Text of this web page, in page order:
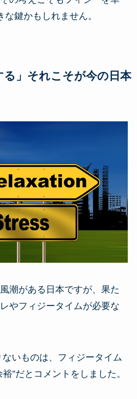
鍵かもしれません。
る」それこそが今の日本
潮がある日本ですが、果た
やフィジータイムが必要な
いものは、フィジータイム
”だとコメントをしました。